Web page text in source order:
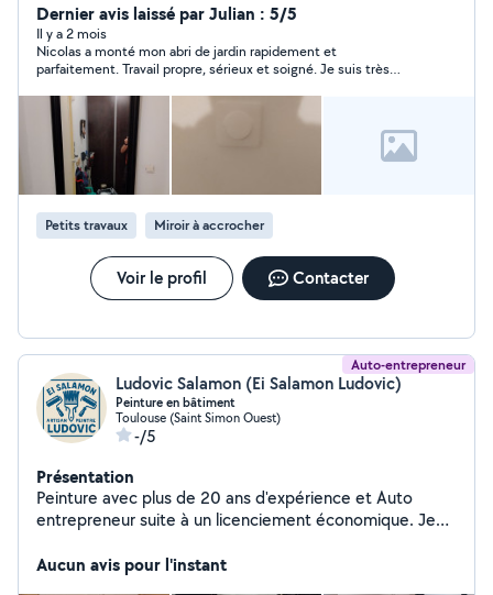
Dernier avis laissé par Julian : 5/5
Il y a 2 mois
Nicolas a monté mon abri de jardin rapidement et
parfaitement. Travail propre, sérieux et soigné. Je suis très
Petits travaux Miroir à accrocher
Voir le profil Contacter
Auto-entrepreneur
Ludovic Salamon (Ei Salamon Ludovic)
Peinture en bâtiment
Toulouse (Saint Simon Ouest)
-/5
Présentation
Peinture avec plus de 20 ans d'expérience et Auto
entrepreneur suite à un licenciement économique. Je
intérieure, extérieur, tout travaux de revêtement de sol
Aucun avis pour l'instant